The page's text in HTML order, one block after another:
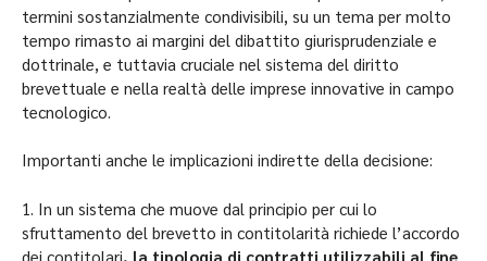
termini sostanzialmente condivisibili, su un tema per molto
tempo rimasto ai margini del dibattito giurisprudenziale e
dottrinale, e tuttavia cruciale nel sistema del diritto
brevettuale e nella realtà delle imprese innovative in campo
tecnologico.
Importanti anche le implicazioni indirette della decisione:
1. In un sistema che muove dal principio per cui lo
sfruttamento del brevetto in contitolarità richiede l’accordo
dei contitolari, la tipologia di contratti utilizzabili al fine